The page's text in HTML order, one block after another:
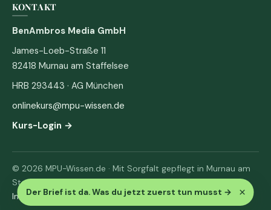
Der Brief ist da. Was du jetzt zuerst tun musst → ×
KONTAKT
BenAmbros Media GmbH
James-Loeb-Straße 11
82418 Murnau am Staffelsee
HRB 293443 · AG München
onlinekurs@mpu-wissen.de
Kurs-Login →
© 2026 MPU-Wissen.de · Mit Sorgfalt gepflegt in Murnau am
Staffelsee
Impressum· Datenschutz & AGB